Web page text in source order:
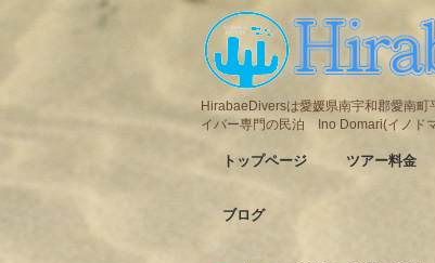
HirabaeDiversは愛媛県南宇和郡愛南
イバー専門の民泊 Ino Domari(イノド
トップページ ツアー料金
ブログ